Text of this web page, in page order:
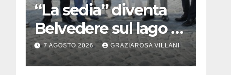
“La sedia” diventa
Belvedere sul lago di
Bracciano: ieri
l’inaugurazione
7 AGOSTO 2026 GRAZIAROSA VILLANI